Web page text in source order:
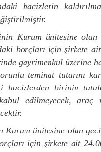
hacizlerin
Kurum ünitesine olan
borçları için şirkete
gayrimenkul üzerine
teminat tutarını
hacizlerden birinin
edilmeyecek, araç
ünitesine olan
için şirkete ait